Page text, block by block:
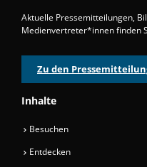
Aktuelle Pressemitteilungen,
Medienvertreter*innen finden
Zu den
Inhalte
Besuchen
Entdecken